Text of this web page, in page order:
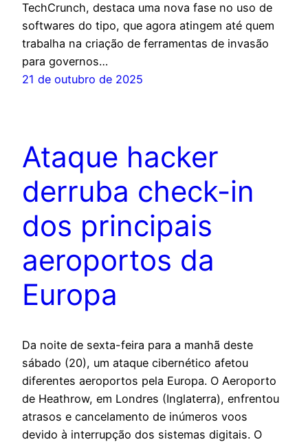
TechCrunch, destaca uma nova fase no uso de
softwares do tipo, que agora atingem até quem
trabalha na criação de ferramentas de invasão
para governos…
21 de outubro de 2025
Ataque hacker
derruba check-in
dos principais
aeroportos da
Europa
Da noite de sexta-feira para a manhã deste
sábado (20), um ataque cibernético afetou
diferentes aeroportos pela Europa. O Aeroporto
de Heathrow, em Londres (Inglaterra), enfrentou
atrasos e cancelamento de inúmeros voos
devido à interrupção dos sistemas digitais. O